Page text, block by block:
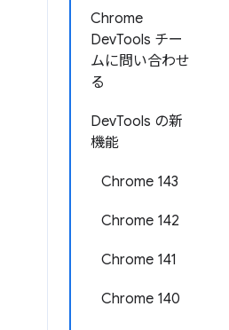
Chrome
DevTools チー
ムに問い合わせ
る
DevTools の新
機能
Chrome 143
Chrome 142
Chrome 141
Chrome 140